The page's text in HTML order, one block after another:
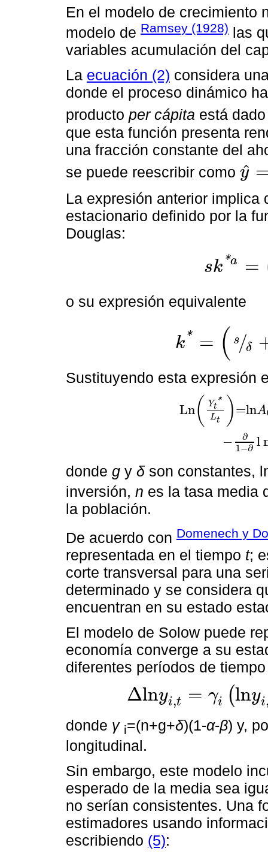
En el modelo de crecimiento
modelo de Ramsey (1928) las
variables acumulación del
La ecuación (2) considera
donde el proceso dinámico
producto per cápita está
que esta función presenta
una fracción constante del
se puede reescribir como y
ˆ
y^= sk^a
La expresión anterior implica
estacionario definido por la
Douglas:
sk *a =
sk *a= +δ)k
o su expresión equivalente
k* = ( s
δ
/
k*= +n+ 1 -α)
Sustituyendo esta expresión
Ln( Y *
t
Lt )=lnA
−
∂
1−∂ l
t +
donde g y δ son constantes,
inversión, n es la tasa media
la población.
De acuerdo con Domenech y
representada en el tiempo t;
corte transversal para una
determinado y se considera
encuentran en su estado
El modelo de Solow puede
economía converge a su
diferentes períodos de
Δlnyi,t = γi (lnyi
∆lnyi,t=γ ilnyi t-1 lnyi, -1 *+ε t
donde γ i=(n+g+δ)(1-α-β) y,
longitudinal.
Sin embargo, este modelo
esperado de la media sea
no serían consistentes. Una
estimadores usando
escribiendo (5):